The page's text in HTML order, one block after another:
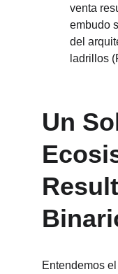
venta
embudo
del
ladrillos
Un
Entendemos